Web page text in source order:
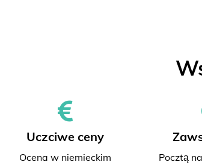
Uczciwe ceny
Ocena w niemieckim
Pocztą